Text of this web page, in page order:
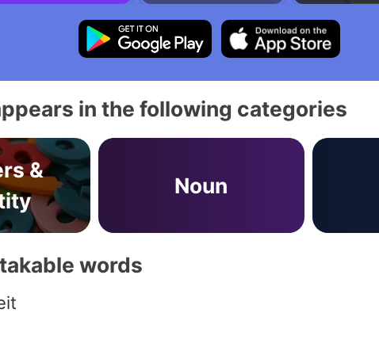
in the following categories
&
Noun
words